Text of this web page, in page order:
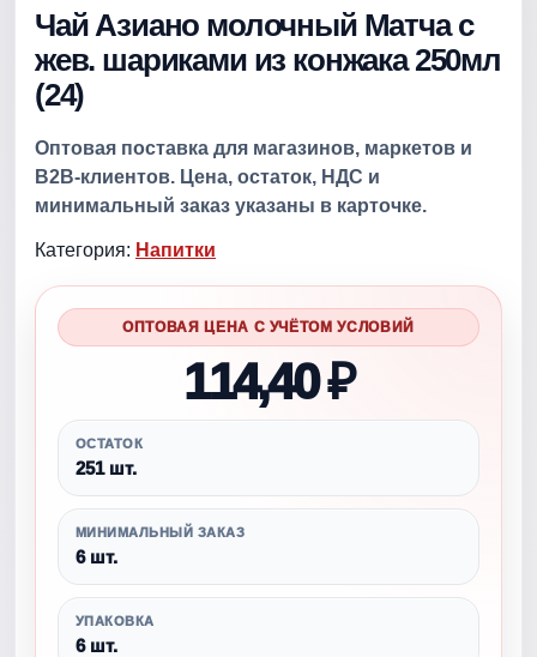
Чай Азиано молочный Матча с
жев. шариками из конжака 250мл
(24)
Оптовая поставка для магазинов, маркетов и
B2B-клиентов. Цена, остаток, НДС и
минимальный заказ указаны в карточке.
Категория: Напитки
ОПТОВАЯ ЦЕНА С УЧЁТОМ УСЛОВИЙ
114,40 ₽
ОСТАТОК
251 шт.
МИНИМАЛЬНЫЙ ЗАКАЗ
6 шт.
УПАКОВКА
6 шт.